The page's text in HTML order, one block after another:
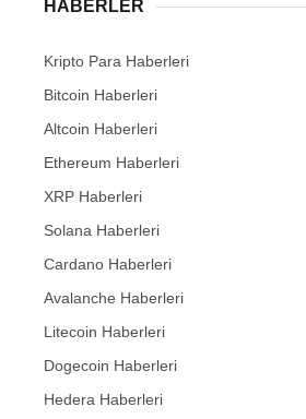
HABERLER
Kripto Para Haberleri
Bitcoin Haberleri
Altcoin Haberleri
Ethereum Haberleri
XRP Haberleri
Solana Haberleri
Cardano Haberleri
Avalanche Haberleri
Litecoin Haberleri
Dogecoin Haberleri
Hedera Haberleri